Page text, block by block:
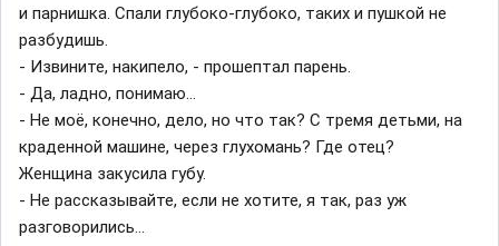
и парнишка. Спали глубоко-глубоко, таких и пушкой не
разбудишь.
- Извините, накипело, - прошептал парень.
- Да, ладно, понимаю...
- Не моё, конечно, дело, но что так? С тремя детьми, на
краденной машине, через глухомань? Где отец?
Женщина закусила губу.
- Не рассказывайте, если не хотите, я так, раз уж
разговорились...